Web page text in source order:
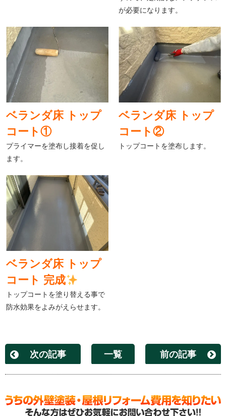
が必要になります。
ベランダ床 トップ
コート①
プライマーを塗布し接着を促し
ます。
ベランダ床 トップ
コート②
トップコートを塗布します。
ベランダ床 トップ
コート 完成
トップコートを塗り替える事で
防水効果をよみがえらせます。
次の記事 一覧 前の記事